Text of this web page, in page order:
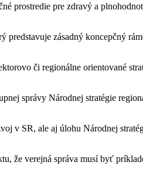
prostredie pre zdravý a
predstavuje zásadný koncepčný
či regionálne orientované
správy Národnej stratégie
v SR, ale aj úlohu Národnej
že verejná správa musí byť